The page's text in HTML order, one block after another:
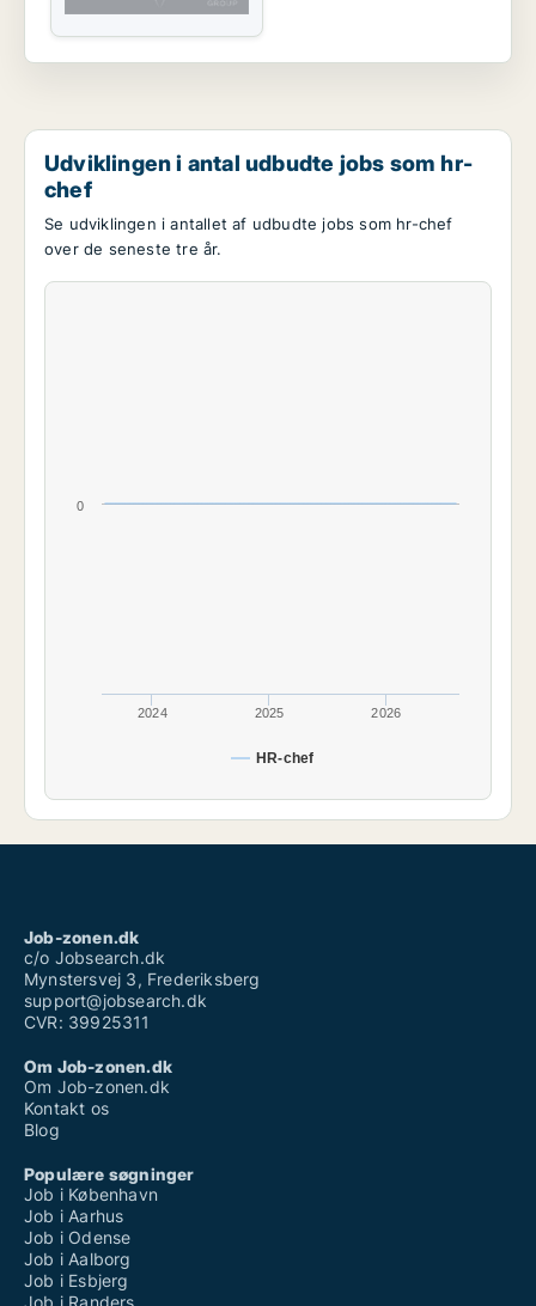
Udviklingen i antal udbudte jobs som hr-
chef
Se udviklingen i antallet af udbudte jobs som hr-chef
over de seneste tre år.
HR-chef
2024 2025 2026
0
Job-zonen.dk
c/o Jobsearch.dk
Mynstersvej 3, Frederiksberg
support@jobsearch.dk
CVR: 39925311
Om Job-zonen.dk
Om Job-zonen.dk
Kontakt os
Blog
Populære søgninger
Job i København
Job i Aarhus
Job i Odense
Job i Aalborg
Job i Esbjerg